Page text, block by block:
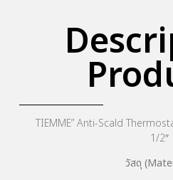
TIEMME” Anti-Scald
1/2″
วัสดุ